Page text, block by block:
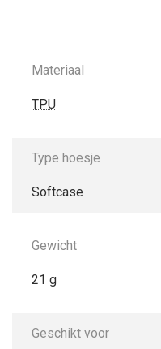
Materiaal
TPU
Type hoesje
Softcase
Gewicht
21 g
Geschikt voor